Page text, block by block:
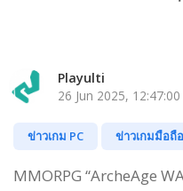
Playulti
26 Jun 2025, 12:47:00
ข่าวเกม PC ข่าวเกมมือถือ
MMORPG “ArcheAge